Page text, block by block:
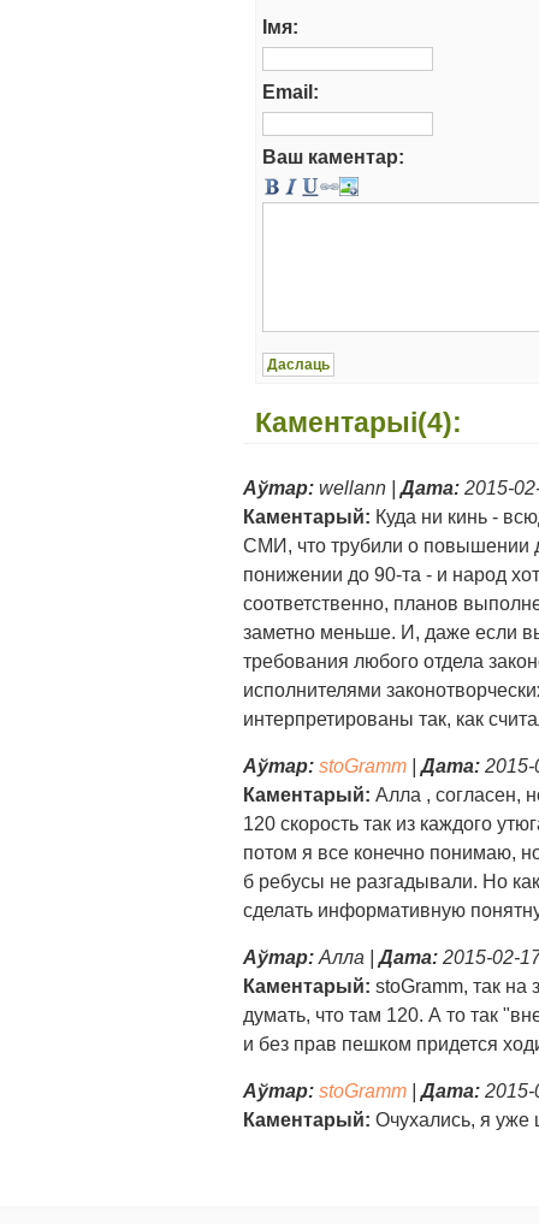
Iмя:
Email:
Ваш каментар:
Каментарыі(4):
Аўтар: wellann |Дата: 2015-
Каментарый: Куда ни кинь -
СМИ, что трубили о повышении
понижении до 90-та - и народ
соответственно, планов
заметно меньше. И, даже если
требования любого отдела
исполнителями
интерпретированы так, как
Аўтар: stoGramm |Дата: 2015-
Каментарый: Алла , согласен,
120 скорость так из каждого
потом я все конечно понимаю,
б ребусы не разгадывали. Но
сделать информативную
Аўтар: Алла |Дата: 2015-02-
Каментарый: stoGramm, так на
думать, что там 120. А то так
и без прав пешком придется
Аўтар: stoGramm |Дата: 2015-
Каментарый: Очухались, я